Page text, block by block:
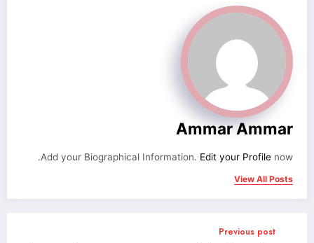
Ammar Ammar
Add your Biographical Information. Edit your Profile now.
View All Posts
Previous post